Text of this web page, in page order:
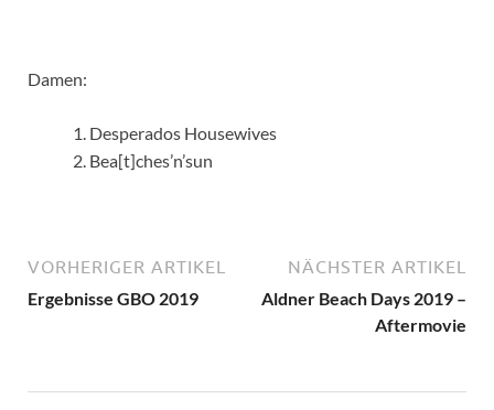
Damen:
Desperados Housewives
Bea[t]ches’n’sun
VORHERIGER ARTIKEL
Ergebnisse GBO 2019
NÄCHSTER ARTIKEL
Aldner Beach Days 2019 –
Aftermovie